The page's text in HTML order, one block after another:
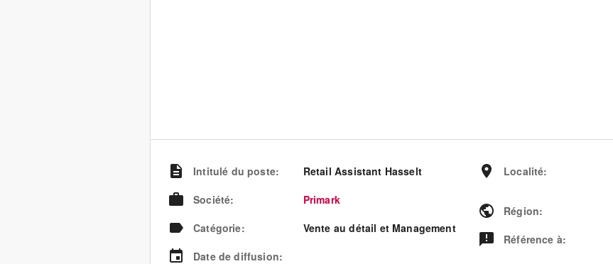
Intitulé du poste:
Retail Assistant Hasselt
Société:
Primark
Catégorie:
Vente au détail et Management
Date de diffusion:
Localité:
Région:
Référence à: